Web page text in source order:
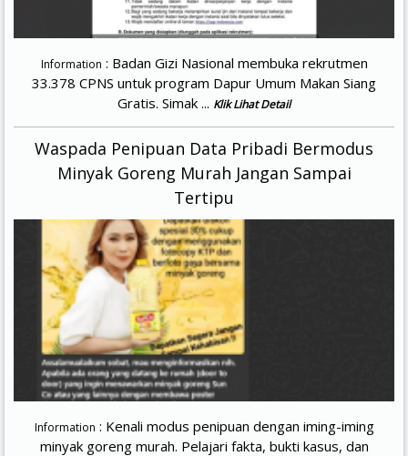
Information : Badan Gizi Nasional membuka rekrutmen
33.378 CPNS untuk program Dapur Umum Makan Siang
Gratis. Simak ... Klik Lihat Detail
Waspada Penipuan Data Pribadi Bermodus
Minyak Goreng Murah Jangan Sampai
Tertipu
Information : Kenali modus penipuan dengan iming-iming
minyak goreng murah. Pelajari fakta, bukti kasus, dan